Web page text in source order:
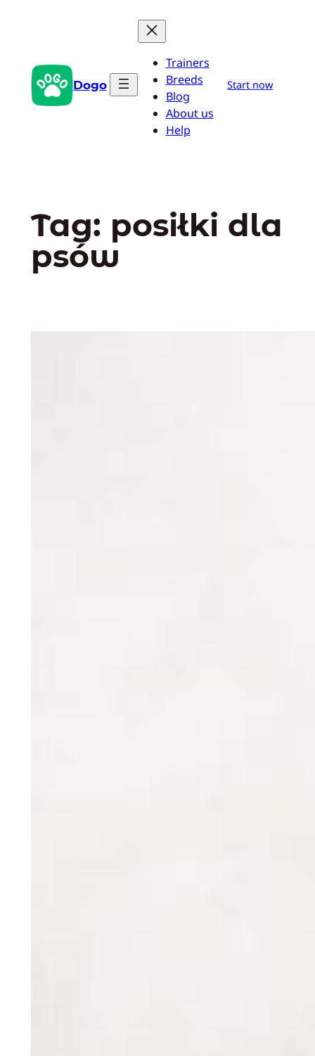
Dogo
Trainers
Breeds
Blog
About us
Help
Start now
Tag: posiłki dla
psów